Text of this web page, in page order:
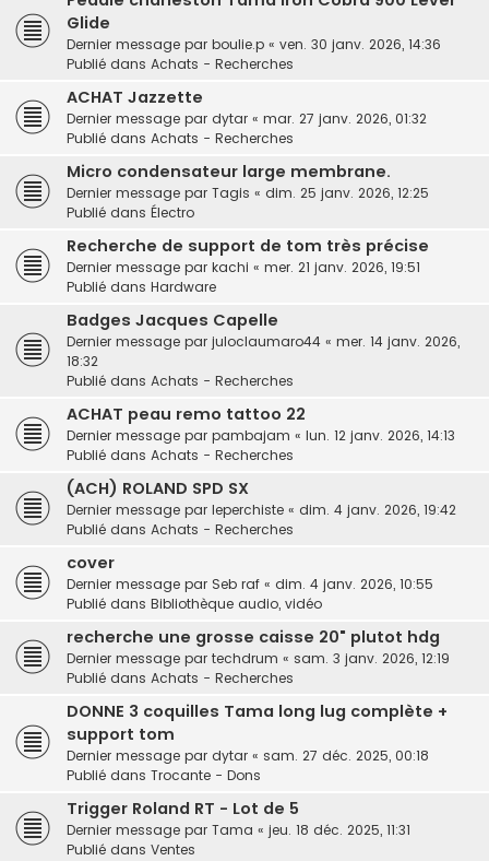
Glide
Dernier message par boulie.p « ven. 30 janv. 2026, 14:36
Publié dans Achats - Recherches
ACHAT Jazzette
Dernier message par dytar « mar. 27 janv. 2026, 01:32
Publié dans Achats - Recherches
Micro condensateur large membrane.
Dernier message par Tagis « dim. 25 janv. 2026, 12:25
Publié dans Électro
Recherche de support de tom très précise
Dernier message par kachi « mer. 21 janv. 2026, 19:51
Publié dans Hardware
Badges Jacques Capelle
Dernier message par juloclaumaro44 « mer. 14 janv. 2026,
18:32
Publié dans Achats - Recherches
ACHAT peau remo tattoo 22
Dernier message par pambajam « lun. 12 janv. 2026, 14:13
Publié dans Achats - Recherches
(ACH) ROLAND SPD SX
Dernier message par leperchiste « dim. 4 janv. 2026, 19:42
Publié dans Achats - Recherches
cover
Dernier message par Seb raf « dim. 4 janv. 2026, 10:55
Publié dans Bibliothèque audio, vidéo
recherche une grosse caisse 20" plutot hdg
Dernier message par techdrum « sam. 3 janv. 2026, 12:19
Publié dans Achats - Recherches
DONNE 3 coquilles Tama long lug complète +
support tom
Dernier message par dytar « sam. 27 déc. 2025, 00:18
Publié dans Trocante - Dons
Trigger Roland RT - Lot de 5
Dernier message par Tama « jeu. 18 déc. 2025, 11:31
Publié dans Ventes